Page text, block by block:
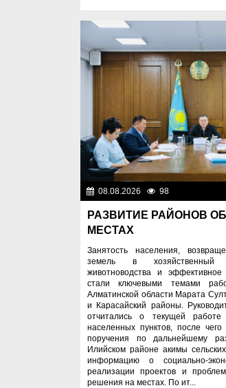
08.08.2026 98
РАЗВИТИЕ РАЙОНОВ
МЕСТАХ
Занятость населения,
земель в хозяйственный
животноводства и
стали ключевыми темами
Алматинской области Марата
и Карасайский районы.
отчитались о текущей
населенных пунктов, после чего
поручения по дальнейшему
Илийском районе акимы
информацию о социально-
реализации проектов и
решения на местах. По ит...